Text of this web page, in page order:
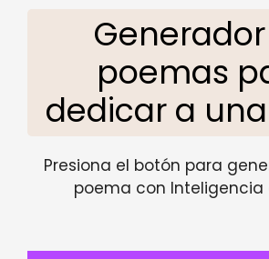
poemas
dedicar a
Presiona el botón para
poema con Inteligencia